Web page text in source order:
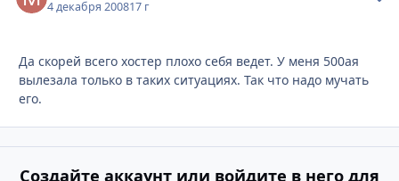
4 декабря 200817 г
Да скорей всего хостер плохо себя ведет. У меня 500ая
вылезала только в таких ситуациях. Так что надо мучать
его.
Создайте аккаунт или войдите в него для